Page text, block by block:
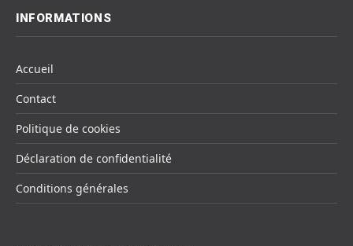
INFORMATIONS
Accueil
Contact
Politique de cookies
Déclaration de confidentialité
Conditions générales